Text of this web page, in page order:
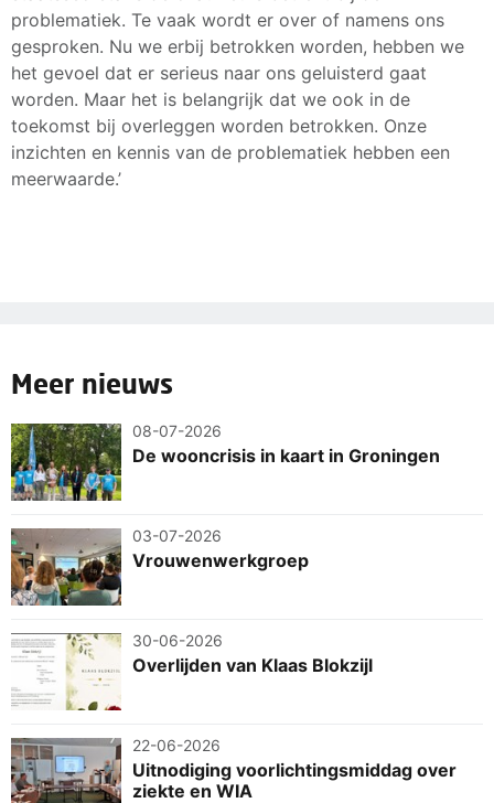
problematiek. Te vaak wordt er over of namens ons
gesproken. Nu we erbij betrokken worden, hebben we
het gevoel dat er serieus naar ons geluisterd gaat
worden. Maar het is belangrijk dat we ook in de
toekomst bij overleggen worden betrokken. Onze
inzichten en kennis van de problematiek hebben een
meerwaarde.’
Meer nieuws
08-07-2026
De wooncrisis in kaart in Groningen
03-07-2026
Vrouwenwerkgroep
30-06-2026
Overlijden van Klaas Blokzijl
22-06-2026
Uitnodiging voorlichtingsmiddag over
ziekte en WIA